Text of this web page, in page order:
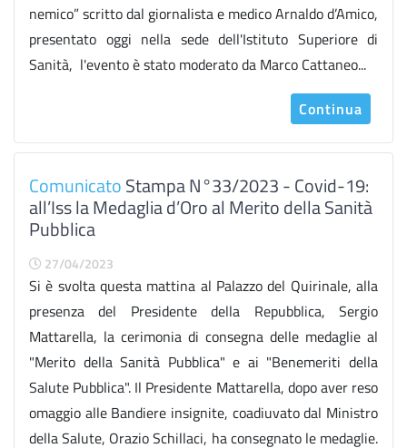
nemico” scritto dal giornalista e medico Arnaldo d’Amico,
presentato oggi nella sede dell'Istituto Superiore di
Sanità, l'evento è stato moderato da Marco Cattaneo...
Continua
ComunicatoStampa N°33/2023 - Covid-19:
all’Iss la Medaglia d’Oro al Merito della Sanità
Pubblica
27/04/2023
Si è svolta questa mattina al Palazzo del Quirinale, alla
presenza del Presidente della Repubblica, Sergio
Mattarella, la cerimonia di consegna delle medaglie al
"Merito della Sanità Pubblica" e ai "Benemeriti della
Salute Pubblica". Il Presidente Mattarella, dopo aver reso
omaggio alle Bandiere insignite, coadiuvato dal Ministro
della Salute, Orazio Schillaci, ha consegnato le medaglie.